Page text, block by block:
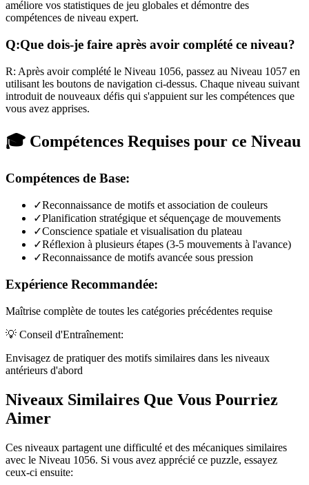
améliore vos statistiques de jeu globales et démontre des
compétences de niveau expert.
Q:Que dois-je faire après avoir complété ce niveau?
R: Après avoir complété le Niveau 1056, passez au Niveau 1057 en
utilisant les boutons de navigation ci-dessus. Chaque niveau suivant
introduit de nouveaux défis qui s'appuient sur les compétences que
vous avez apprises.
🎓 Compétences Requises pour ce Niveau
Compétences de Base:
✓Reconnaissance de motifs et association de couleurs
✓Planification stratégique et séquençage de mouvements
✓Conscience spatiale et visualisation du plateau
✓Réflexion à plusieurs étapes (3-5 mouvements à l'avance)
✓Reconnaissance de motifs avancée sous pression
Expérience Recommandée:
Maîtrise complète de toutes les catégories précédentes requise
💡 Conseil d'Entraînement:
Envisagez de pratiquer des motifs similaires dans les niveaux
antérieurs d'abord
Niveaux Similaires Que Vous Pourriez
Aimer
Ces niveaux partagent une difficulté et des mécaniques similaires
avec le Niveau 1056. Si vous avez apprécié ce puzzle, essayez
ceux-ci ensuite: